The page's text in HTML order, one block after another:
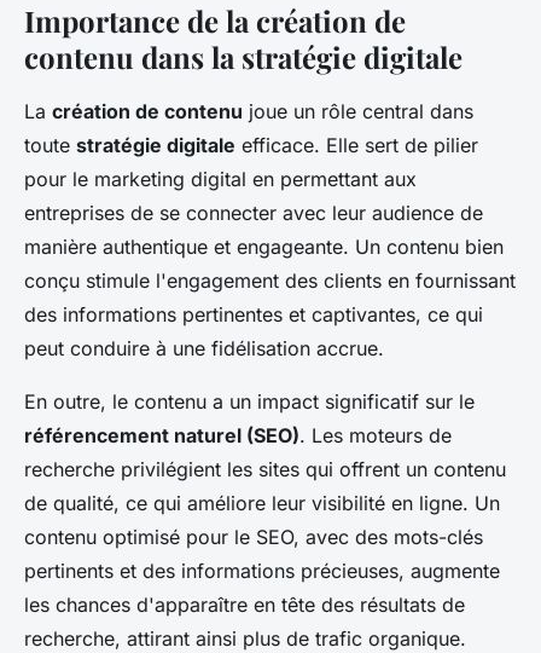
Importance de la création de
contenu dans la stratégie digitale
La création de contenu joue un rôle central dans
toute stratégie digitale efficace. Elle sert de pilier
pour le marketing digital en permettant aux
entreprises de se connecter avec leur audience de
manière authentique et engageante. Un contenu bien
conçu stimule l'engagement des clients en fournissant
des informations pertinentes et captivantes, ce qui
peut conduire à une fidélisation accrue.
En outre, le contenu a un impact significatif sur le
référencement naturel (SEO). Les moteurs de
recherche privilégient les sites qui offrent un contenu
de qualité, ce qui améliore leur visibilité en ligne. Un
contenu optimisé pour le SEO, avec des mots-clés
pertinents et des informations précieuses, augmente
les chances d'apparaître en tête des résultats de
recherche, attirant ainsi plus de trafic organique.